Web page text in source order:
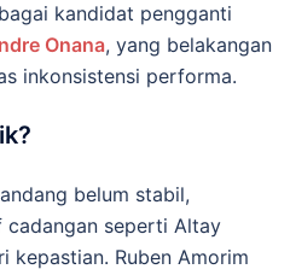
kandidat pengganti
Onana, yang belakangan
inkonsistensi performa.
belum stabil,
cadangan seperti Altay
kepastian. Ruben Amorim